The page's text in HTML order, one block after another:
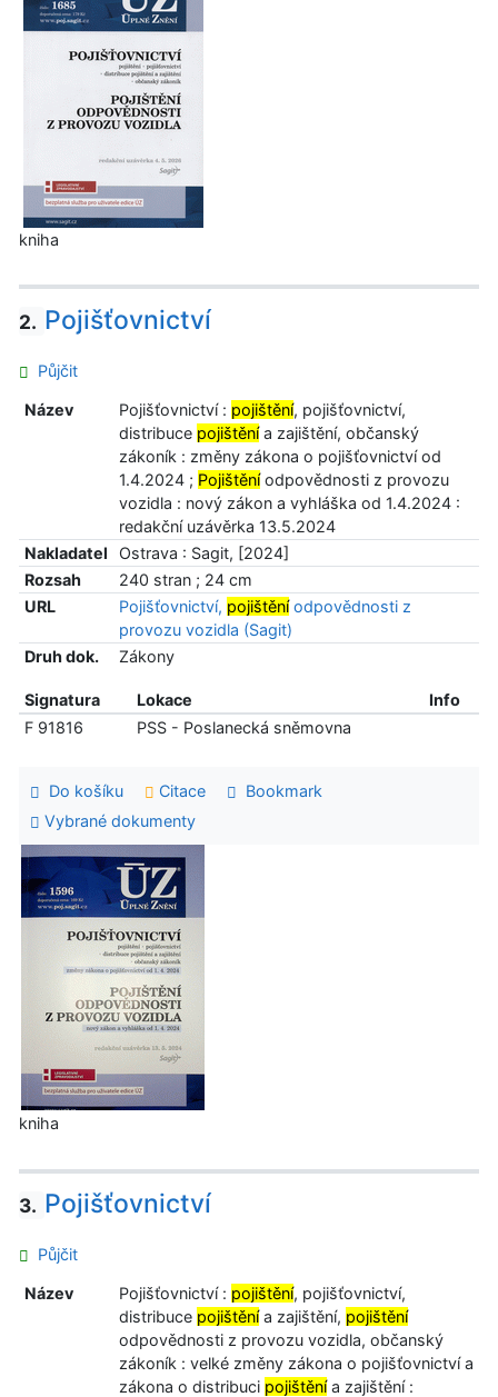
kniha
2. Pojišťovnictví
Půjčit
Název Pojišťovnictví : pojištění, pojišťovnictví,
distribuce pojištěnía zajištění, občanský
zákoník : změny zákona o pojišťovnictví od
1.4.2024 ; Pojištěníodpovědnosti z provozu
vozidla : nový zákon a vyhláška od 1.4.2024 :
redakční uzávěrka 13.5.2024
Nakladatel
Ostrava : Sagit, [2024]
Rozsah
240 stran ; 24 cm
URL
Pojišťovnictví, pojištěníodpovědnosti z
provozu vozidla (Sagit)
Druh dok.
Zákony
Signatura Lokace
Info
F 91816
PSS - Poslanecká sněmovna
Do košíku Citace
Bookmark
Vybrané dokumenty
kniha
3. Pojišťovnictví
Půjčit
Název Pojišťovnictví : pojištění, pojišťovnictví,
distribuce pojištěnía zajištění, pojištění
odpovědnosti z provozu vozidla, občanský
zákoník : velké změny zákona o pojišťovnictví a
zákona o distribuci pojištěnía zajištění :